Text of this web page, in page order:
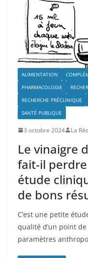
ALIMENTATION
PHARMACOLOGIE
RECHERCHE PRÉCLINIQUE
SANTÉ PUBLIQUE
3 octobre 2024 La
Le vinaigre
fait-il
étude
de bons
C’est une petite
qualité d’un point
paramètres